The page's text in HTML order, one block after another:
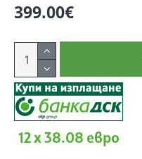
399.00€
12 x 38.08 евро